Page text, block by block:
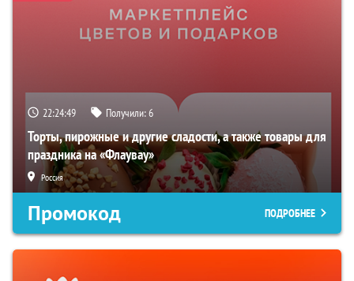
22:24:48 Получили:6
Торты, пирожные и другие сладости, а также товары для
праздника на «Флаувау»
Россия
Промокод ПОДРОБНЕЕ